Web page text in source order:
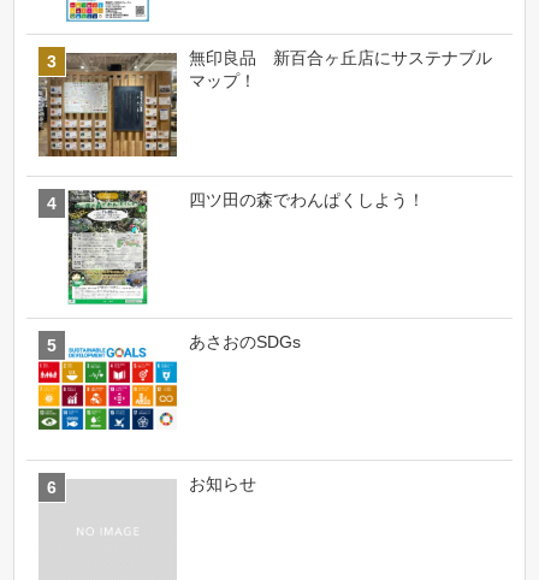
無印良品 新百合ヶ丘店にサステナブル
マップ！
四ツ田の森でわんぱくしよう！
あさおのSDGs
お知らせ